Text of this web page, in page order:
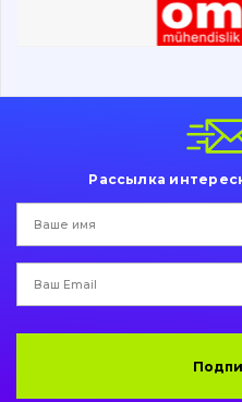
Защита (ковша, адаптера)
Трансмиссия
Рама и кузов
Рассылка